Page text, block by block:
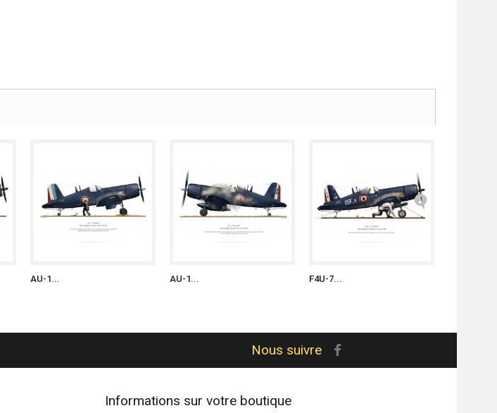
AU-1... AU-1... F4U-7...
Nous suivre
Informations sur votre boutique